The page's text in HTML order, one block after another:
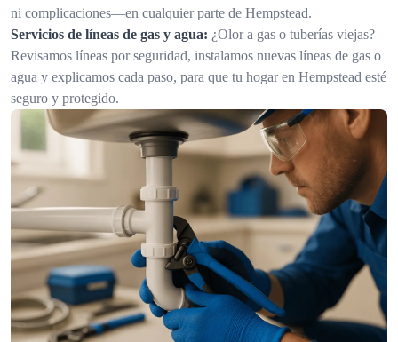
ni complicaciones—en cualquier parte de Hempstead.
Servicios de líneas de gas y agua: ¿Olor a gas o tuberías viejas?
Revisamos líneas por seguridad, instalamos nuevas líneas de gas o
agua y explicamos cada paso, para que tu hogar en Hempstead esté
seguro y protegido.